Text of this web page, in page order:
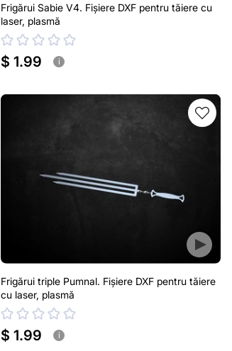
Frigărui Sabie V4. Fișiere DXF pentru tăiere cu
laser, plasmă
$ 1.99 i
Frigărui triple Pumnal. Fișiere DXF pentru tăiere
cu laser, plasmă
$ 1.99 i